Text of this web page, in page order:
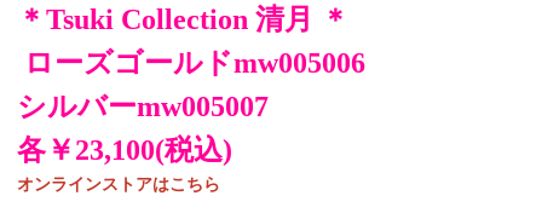
＊Tsuki Collection 清月 ＊
ローズゴールドmw005006
シルバーmw005007
各￥23,100(税込)
オンラインストアはこちら